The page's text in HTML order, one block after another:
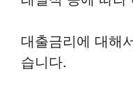
대출금리에 대해
습니다.